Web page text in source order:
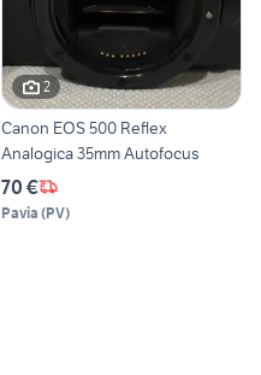
2
Canon EOS 500 Reflex
Analogica 35mm Autofocus
70 €
Pavia (PV)